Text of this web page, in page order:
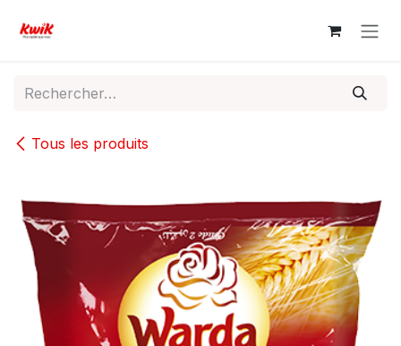
Tous les produits